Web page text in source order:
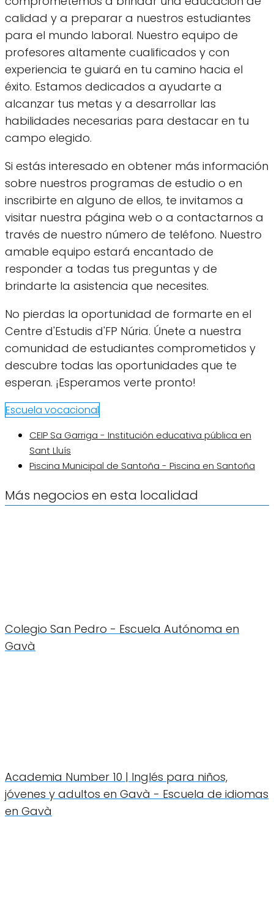
calidad y a preparar a nuestros estudiantes
para el mundo laboral. Nuestro equipo de
profesores altamente cualificados y con
experiencia te guiará en tu camino hacia el
éxito. Estamos dedicados a ayudarte a
alcanzar tus metas y a desarrollar las
habilidades necesarias para destacar en tu
campo elegido.
Si estás interesado en obtener más información
sobre nuestros programas de estudio o en
inscribirte en alguno de ellos, te invitamos a
visitar nuestra página web o a contactarnos a
través de nuestro número de teléfono. Nuestro
amable equipo estará encantado de
responder a todas tus preguntas y de
brindarte la asistencia que necesites.
No pierdas la oportunidad de formarte en el
Centre d'Estudis d'FP Núria. Únete a nuestra
comunidad de estudiantes comprometidos y
descubre todas las oportunidades que te
esperan. ¡Esperamos verte pronto!
Escuela vocacional
CEIP Sa Garriga - Institución educativa pública en
Sant Lluís
Piscina Municipal de Santoña - Piscina en Santoña
Más negocios en esta localidad
Colegio San Pedro - Escuela Autónoma en
Gavà
Academia Number 10 | Inglés para niños,
jóvenes y adultos en Gavà - Escuela de idiomas
en Gavà